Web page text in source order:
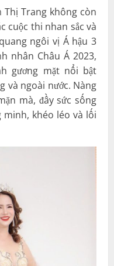
Thị Trang không còn
cuộc thi nhan sắc và
ngôi vị Á hậu 3
nhân Châu Á 2023,
gương mặt nổi bật
và ngoài nước. Nàng
mà, đầy sức sống
khéo léo và lối